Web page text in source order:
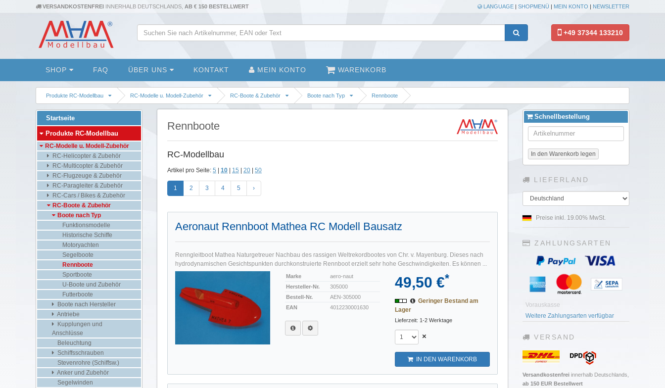
VERSANDKOSTENFREI INNERHALB DEUTSCHLANDS, AB € 150 BESTELLWERT LANGUAGE | SHOPMENÜ | MEIN KONTO | NEWSLETTER
+49 37344 133210
SHOP FAQ ÜBER UNS KONTAKT MEIN KONTO WARENKORB
Produkte RC-Modellbau RC-Modelle u. Modell-Zubehör RC-Boote & Zubehör Boote nach Typ Rennboote
Rennboote
RC-Modellbau
Artikel pro Seite: 5 10 15 20 50
1 2 3 4 5 ›
Aeronaut Rennboot Mathea RC Modell Bausatz
Renngleitboot Mathea Naturgetreuer Nachbau des rassigen Weltrekordbootes von Chr. v. Mayenburg. Dieses nach
hydrodynamischen Gesichtspunkten durchkonstruierte Rennboot erzielt sehr hohe Geschwindigkeiten. Es können ...
Marke
aero-naut
Hersteller-Nr.
305000
Bestell-Nr.
AEN-305000
EAN
4012230001630
49,50 €*
Geringer Bestand am
Lager
Lieferzeit: 1-2 Werktage
×
IN DEN WARENKORB
Startseite
Produkte RC-Modellbau
RC-Modelle u. Modell-Zubehör
RC-Helicopter & Zubehör
RC-Multicopter & Zubehör
RC-Flugzeuge & Zubehör
RC-Paragleiter & Zubehör
RC-Cars / Bikes & Zubehör
RC-Boote & Zubehör
Boote nach Typ
Funktionsmodelle
Historische Schiffe
Motoryachten
Segelboote
Rennboote
Sportboote
U-Boote und Zubehör
Futterboote
Boote nach Hersteller
Antriebe
Kupplungen und
Anschlüsse
Beleuchtung
Schiffsschrauben
Stevenrohre (Schiffsw.)
Anker und Zubehör
Segelwinden
Schnellbestellung
In den Warenkorb legen
LIEFERLAND
Land
Preise inkl. 19.00% MwSt.
ZAHLUNGSARTEN
Vorauskasse
Weitere Zahlungsarten verfügbar
VERSAND
Versandkostenfrei innerhalb Deutschlands,
ab 150 EUR Bestellwert